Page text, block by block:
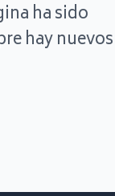
ha sido
hay nuevos